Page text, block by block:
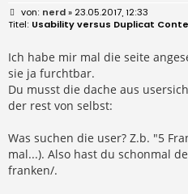
B
e
r
a
g
nerd» 23.05.2017, 12:33
Usability versus Duplicat
Ich habe mir mal die seite
sie ja furchtbar.
Du musst die dache aus
der rest von selbst:
Was suchen die user? Z.b. "5
mal...). Also hast du schonmal
franken/.